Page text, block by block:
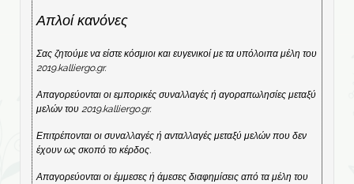
Απλοί κανόνες
Σας ζητούμε να είστε κόσμιοι και ευγενικοί με τα υπόλοιπα μέλη του
2019.kalliergo.gr.
Απαγορεύονται οι εμπορικές συναλλαγές ή αγοραπωλησίες μεταξύ
μελών του 2019.kalliergo.gr.
Επιτρέπονται οι συναλλαγές ή ανταλλαγές μεταξύ μελών που δεν
έχουν ως σκοπό το κέρδος.
Απαγορεύονται οι έμμεσες ή άμεσες διαφημίσεις από τα μέλη του